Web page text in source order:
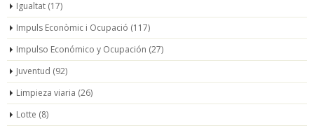
Igualtat (17)
Impuls Econòmic i Ocupació (117)
Impulso Económico y Ocupación (27)
Juventud (92)
Limpieza viaria (26)
Lotte (8)